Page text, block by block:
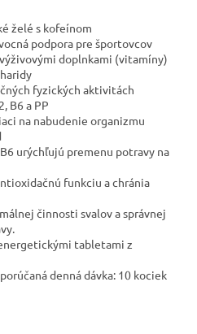
želé s kofeínom
podpora pre športovcov
doplnkami (vitamíny)
fyzických aktivitách
B6 a PP
na nabudenie organizmu
urýchľujú premenu potravy na
funkciu a chránia
činnosti svalov a správnej
tabletami z
denná dávka: 10 kociek